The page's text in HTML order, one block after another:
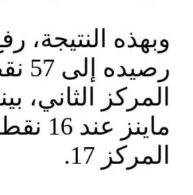
وبهذه النتيجة،
رصيده
المركز الثاني،
ماينز عند
المركز 17.